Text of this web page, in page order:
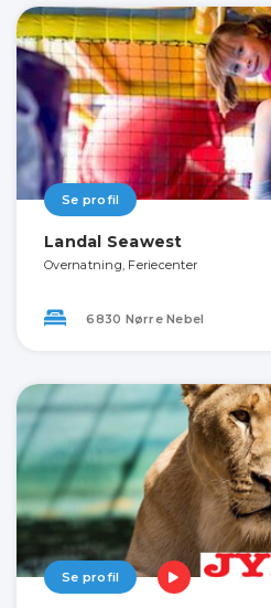
Se profil
Landal Seawest
Overnatning, Feriecenter
6830 Nørre Nebel
Se profil